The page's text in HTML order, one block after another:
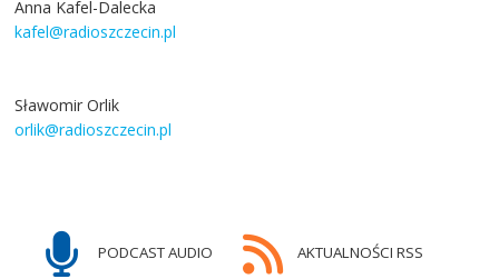
Anna Kafel-Dalecka
kafel@radioszczecin.pl
Sławomir Orlik
orlik@radioszczecin.pl
PODCAST AUDIO AKTUALNOŚCI RSS